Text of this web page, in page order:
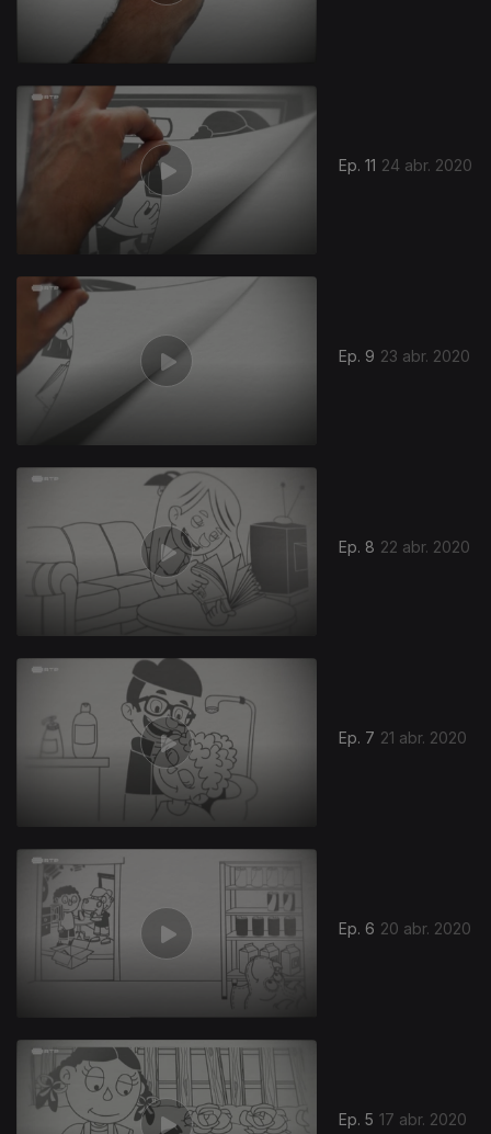
Ep. 11 24 abr. 2020
Ep. 9 23 abr. 2020
Ep. 8 22 abr. 2020
Ep. 7 21 abr. 2020
Ep. 6 20 abr. 2020
Ep. 5 17 abr. 2020